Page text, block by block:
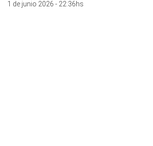
1 de junio 2026 - 22:36hs